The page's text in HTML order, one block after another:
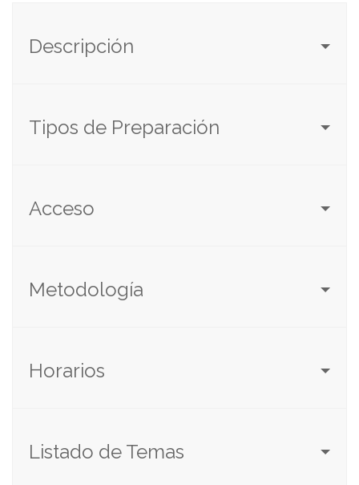
Descripción
Tipos de Preparación
Acceso
Metodología
Horarios
Listado de Temas